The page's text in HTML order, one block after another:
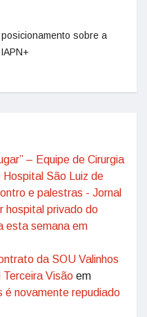
sobre a
– Equipe de Cirurgia
São Luiz de
e palestras - Jornal
hospital privado do
esta semana em
da SOU Valinhos
Terceira Visão em
é novamente repudiado